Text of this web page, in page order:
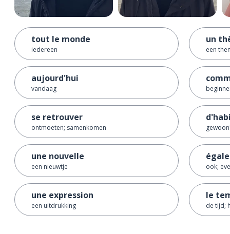
tout le monde
iedereen
aujourd'hui
vandaag
se retrouver
ontmoeten; samenkomen
une nouvelle
een nieuwtje
une expression
een uitdrukking
un
een
ook;
le
de tijd;